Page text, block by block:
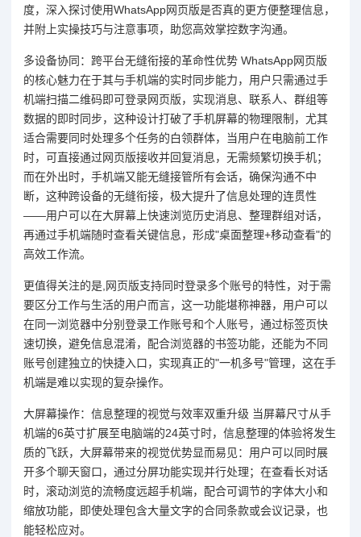
度，深入探讨使用WhatsApp网页版是否真的更方便整理信息，
并附上实操技巧与注意事项，助您高效掌控数字沟通。
多设备协同：跨平台无缝衔接的革命性优势 WhatsApp网页版
的核心魅力在于其与手机端的实时同步能力，用户只需通过手
机端扫描二维码即可登录网页版，实现消息、联系人、群组等
数据的即时同步，这种设计打破了手机屏幕的物理限制，尤其
适合需要同时处理多个任务的白领群体，当用户在电脑前工作
时，可直接通过网页版接收并回复消息，无需频繁切换手机；
而在外出时，手机端又能无缝接管所有会话，确保沟通不中
断，这种跨设备的无缝衔接，极大提升了信息处理的连贯性
——用户可以在大屏幕上快速浏览历史消息、整理群组对话，
再通过手机端随时查看关键信息，形成"桌面整理+移动查看"的
高效工作流。
更值得关注的是,网页版支持同时登录多个账号的特性，对于需
要区分工作与生活的用户而言，这一功能堪称神器，用户可以
在同一浏览器中分别登录工作账号和个人账号，通过标签页快
速切换，避免信息混淆，配合浏览器的书签功能，还能为不同
账号创建独立的快捷入口，实现真正的"一机多号"管理，这在手
机端是难以实现的复杂操作。
大屏幕操作：信息整理的视觉与效率双重升级 当屏幕尺寸从手
机端的6英寸扩展至电脑端的24英寸时，信息整理的体验将发生
质的飞跃，大屏幕带来的视觉优势显而易见：用户可以同时展
开多个聊天窗口，通过分屏功能实现并行处理；在查看长对话
时，滚动浏览的流畅度远超手机端，配合可调节的字体大小和
缩放功能，即使处理包含大量文字的合同条款或会议记录，也
能轻松应对。